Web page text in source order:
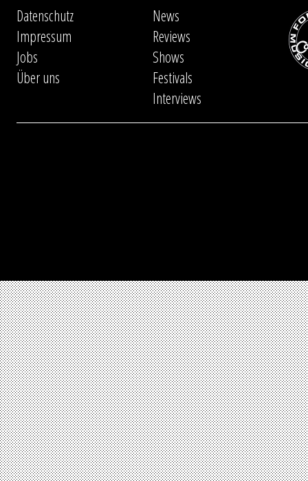
Datenschutz
Impressum
Jobs
Über uns
News
Reviews
Shows
Festivals
Interviews